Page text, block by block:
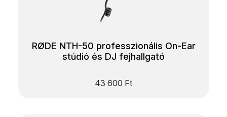
RØDE NTH-50 professzionális On-Ear
stúdió és DJ fejhallgató
43 600 Ft